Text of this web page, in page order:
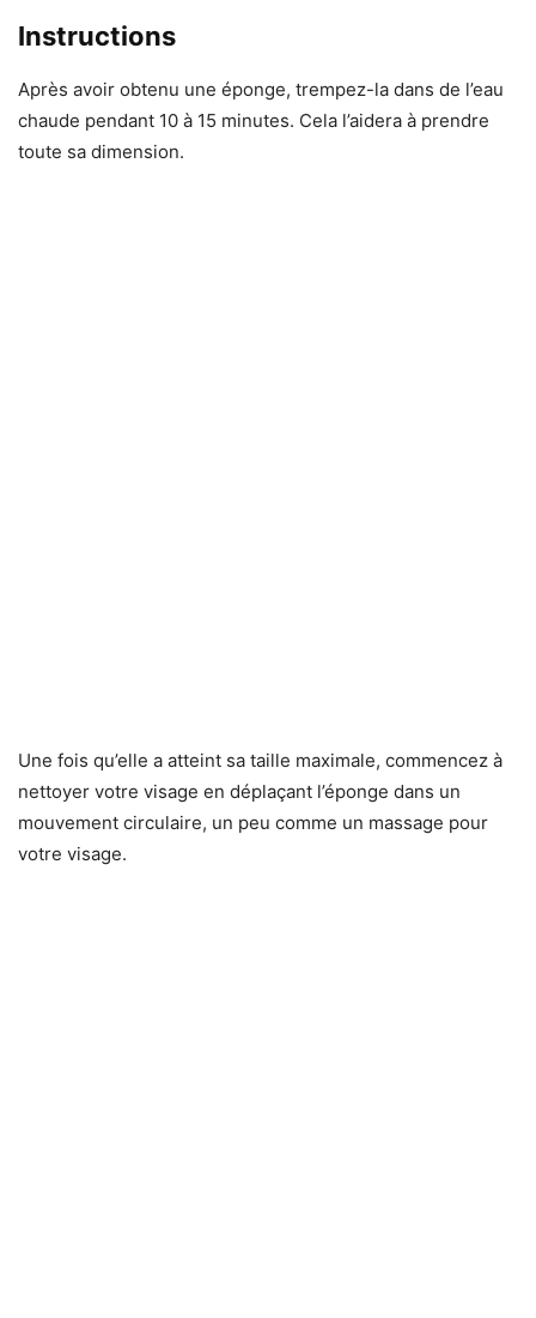
Instructions
Après avoir obtenu une éponge, trempez-la dans de l’eau
chaude pendant 10 à 15 minutes. Cela l’aidera à prendre
toute sa dimension.
Une fois qu’elle a atteint sa taille maximale, commencez à
nettoyer votre visage en déplaçant l’éponge dans un
mouvement circulaire, un peu comme un massage pour
votre visage.